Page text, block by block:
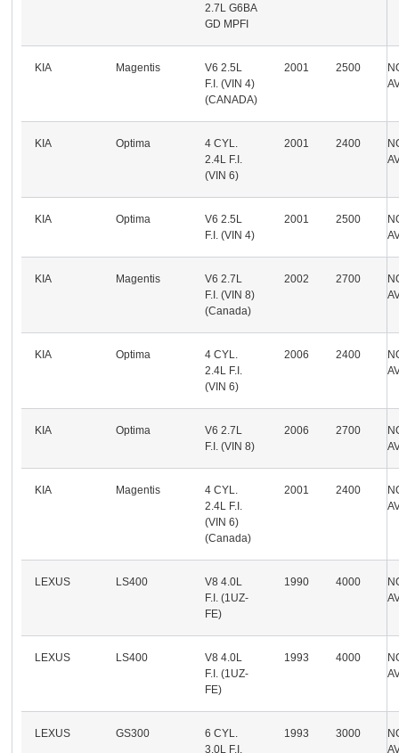
2.7L G6BA
GD MPFI
KIA Magentis
V6 2.5L
F.I. (VIN 4)
(CANADA)
2001 2500
KIA Optima
4 CYL.
2.4L F.I.
(VIN 6)
2001 2400
KIA Optima
V6 2.5L
F.I. (VIN 4)
2001 2500
KIA Magentis
V6 2.7L
F.I. (VIN 8)
(Canada)
2002 2700
KIA Optima
4 CYL.
2.4L F.I.
(VIN 6)
2006 2400
KIA Optima
V6 2.7L
F.I. (VIN 8)
2006 2700
KIA Magentis
4 CYL.
2.4L F.I.
(VIN 6)
(Canada)
2001 2400
LEXUS LS400
V8 4.0L
F.I. (1UZ-
FE)
1990 4000
LEXUS LS400
V8 4.0L
F.I. (1UZ-
FE)
1993 4000
LEXUS GS300
6 CYL.
3.0L F.I.
1993 3000